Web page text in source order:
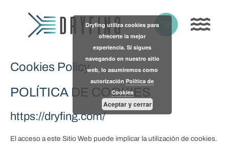
Basket
Cookies Policy
POLÍTICA DE COOKIES
https://dryfing.com/
El acceso a este Sitio Web puede implicar la utilización de cookies.
Dryfing utiliza cookies para
ofrecerte la mejor
experiencia. Si sigues
navegando en nuestro sitio
web, lo asumiremos como
autorización Política de
Cookies
Aceptar y cerrar